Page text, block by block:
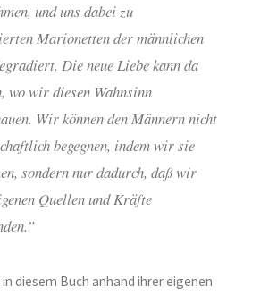
und uns dabei zu
Marionetten der männlichen
Die neue Liebe kann da
wo wir diesen Wahnsinn
Wir können den Männern nicht
begegnen, indem wir sie
sondern nur dadurch, daß wir
Quellen und Kräfte
diesem Buch anhand ihrer eigenen